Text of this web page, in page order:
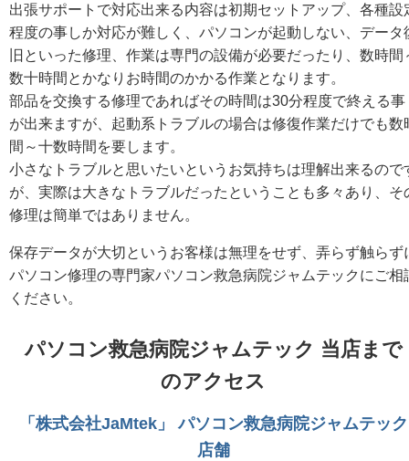
出張サポートで対応出来る内容は初期セットアップ、各種設
程度の事しか対応が難しく、パソコンが起動しない、データ
旧といった修理、作業は専門の設備が必要だったり、数時間
数十時間とかなりお時間のかかる作業となります。
部品を交換する修理であればその時間は30分程度で終える事
が出来ますが、起動系トラブルの場合は修復作業だけでも数
間～十数時間を要します。
小さなトラブルと思いたいというお気持ちは理解出来るので
が、実際は大きなトラブルだったということも多々あり、そ
修理は簡単ではありません。
保存データが大切というお客様は無理をせず、弄らず触らず
パソコン修理の専門家パソコン救急病院ジャムテックにご相
ください。
パソコン救急病院ジャムテック 当店まで
のアクセス
「株式会社JaMtek」 パソコン救急病院ジャムテック
店舗